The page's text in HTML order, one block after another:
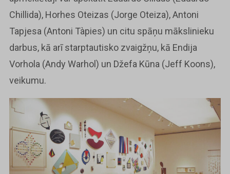
Chillida), Horhes Oteizas (Jorge Oteiza), Antoni
Tapjesa (Antoni Tàpies) un citu spāņu mākslinieku
darbus, kā arī starptautisko zvaigžņu, kā Endija
Vorhola (Andy Warhol) un Džefa Kūna (Jeff Koons),
veikumu.